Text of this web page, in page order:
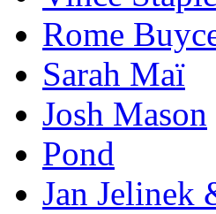
Rome
Sarah Maï
Josh Mason
Pond
Jan Jelinek